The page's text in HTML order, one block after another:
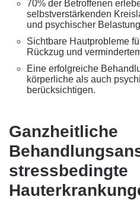
70% der Betroffenen
selbstverstärkenden
und psychischer
Sichtbare Hautprobleme
Rückzug und
Eine erfolgreiche
körperliche als auch
berücksichtigen.
Ganzheitliche
stressbedingte